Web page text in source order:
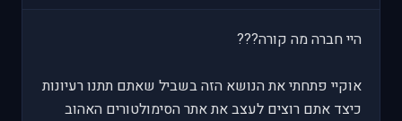
היי חברה מה קורה???
אוקיי פתחתי את הנושא הזה בשביל שאתם תתנו רעיונות
כיצד אתם רוצים לעצב את אתר הסימולטורים האהוב